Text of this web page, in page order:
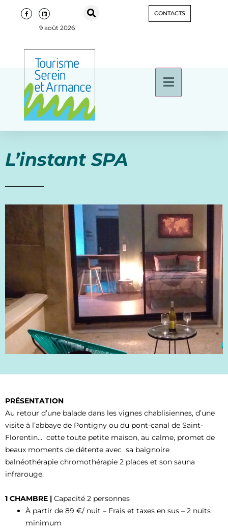
9 août 2026
CONTACTS
L’instant SPA
PRÉSENTATION
Au retour d’une balade dans les vignes chablisiennes, d’une
visite à l’abbaye de Pontigny ou du pont-canal de Saint-
Florentin… cette toute petite maison, au calme, promet de
beaux moments de détente avec sa baignoire
balnéothérapie chromothérapie 2 places et son sauna
infrarouge.
1 CHAMBRE | Capacité 2 personnes
À partir de 89 €/ nuit – Frais et taxes en sus – 2 nuits
minimum